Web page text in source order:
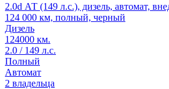
2.0d АТ (149 л.с.), дизель, автомат,
124 000 км, полный, черный
Дизель
124000 км.
2.0 / 149 л.с.
Полный
Автомат
2 владельца